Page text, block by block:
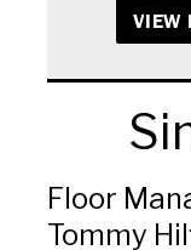
VIEW
Floor
Tommy